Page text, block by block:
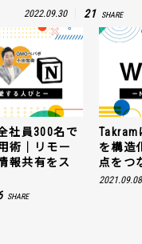
2022.09.30 21 SHARE
社員300名で
術｜リモー
報共有をス
SHARE
Takram
を構造
点をつ
2021.09.08